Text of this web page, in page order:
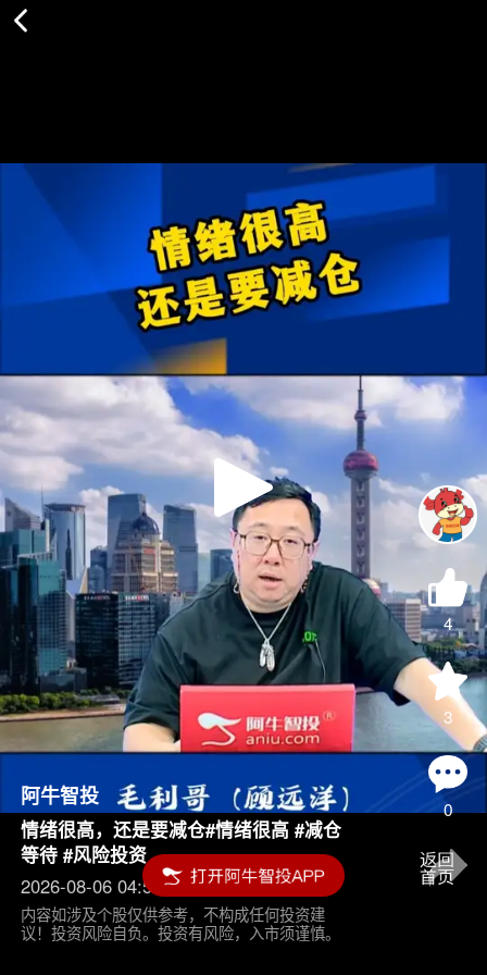
Play
Video
4
3
0
阿牛智投
情绪很高，还是要减仓#情绪很高 #减仓
等待 #风险投资
2026-08-06 04:55
内容如涉及个股仅供参考，不构成任何投资建
议！投资风险自负。投资有风险，入市须谨慎。